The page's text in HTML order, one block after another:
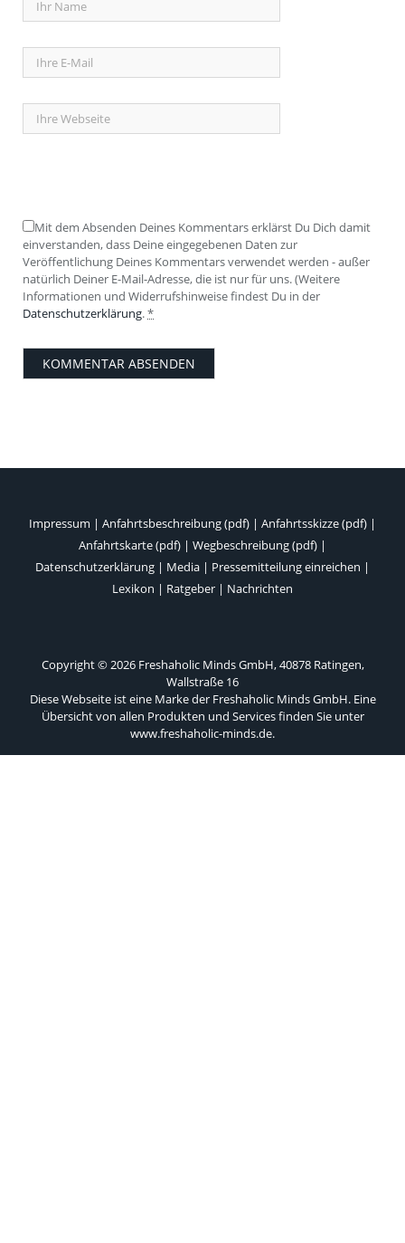
Mit dem Absenden Deines Kommentars erklärst Du Dich damit
einverstanden, dass Deine eingegebenen Daten zur
Veröffentlichung Deines Kommentars verwendet werden - außer
natürlich Deiner E-Mail-Adresse, die ist nur für uns. (Weitere
Informationen und Widerrufshinweise findest Du in der
Datenschutzerklärung.*
Impressum | Anfahrtsbeschreibung (pdf) | Anfahrtsskizze (pdf) |
Anfahrtskarte (pdf) | Wegbeschreibung (pdf) |
Datenschutzerklärung | Media | Pressemitteilung einreichen |
Lexikon | Ratgeber | Nachrichten
Copyright © 2026 Freshaholic Minds GmbH, 40878 Ratingen,
Wallstraße 16
Diese Webseite ist eine Marke der Freshaholic Minds GmbH. Eine
Übersicht von allen Produkten und Services finden Sie unter
www.freshaholic-minds.de.